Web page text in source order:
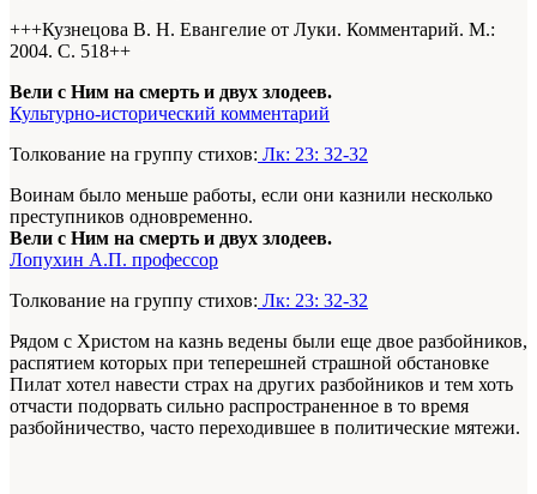
+++Кузнецова В. Н. Евангелие от Луки. Комментарий. М.:
2004. С. 518++
Вели с Ним на смерть и двух злодеев.
Культурно-исторический комментарий
Толкование на группу стихов: Лк: 23: 32-32
Воинам было меньше работы, если они казнили несколько
преступников одновременно.
Вели с Ним на смерть и двух злодеев.
Лопухин А.П. профессор
Толкование на группу стихов: Лк: 23: 32-32
Рядом с Христом на казнь ведены были еще двое разбойников,
распятием которых при теперешней страшной обстановке
Пилат хотел навести страх на других разбойников и тем хоть
отчасти подорвать сильно распространенное в то время
разбойничество, часто переходившее в политические мятежи.